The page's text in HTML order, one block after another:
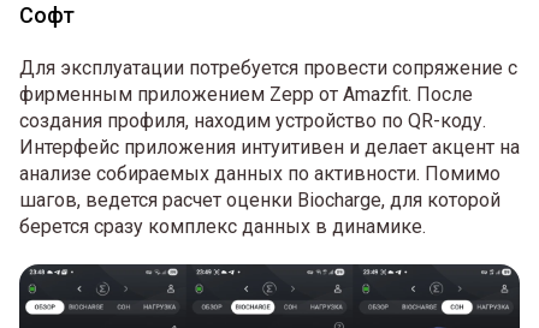
Софт
Для эксплуатации потребуется провести сопряжение с
фирменным приложением Zepp от Amazfit. После
создания профиля, находим устройство по QR-коду.
Интерфейс приложения интуитивен и делает акцент на
анализе собираемых данных по активности. Помимо
шагов, ведется расчет оценки Biocharge, для которой
берется сразу комплекс данных в динамике.